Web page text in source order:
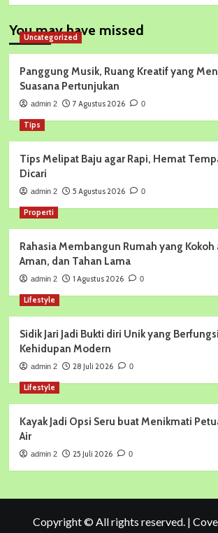
You may have missed
Uncategorized
Panggung Musik, Ruang Kreatif yang
Suasana Pertunjukan
admin 2 7 Agustus 2026 0
Tips
Tips Melipat Baju agar Rapi, Hemat
Dicari
admin 2 5 Agustus 2026 0
Properti
Rahasia Membangun Rumah yang Kokoh
Aman, dan Tahan Lama
admin 2 1 Agustus 2026 0
Lifestyle
Sidik Jari Jadi Bukti diri Unik yang
Kehidupan Modern
admin 2 28 Juli 2026 0
Lifestyle
Kayak Jadi Opsi Seru buat Menikmati
Air
admin 2 25 Juli 2026 0
Copyright © All rights reserved. |